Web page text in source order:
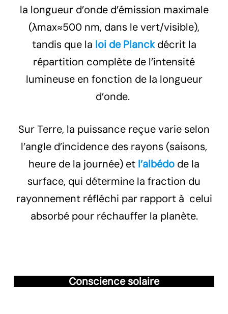
la longueur d’onde d’émission maximale
(λmax≈500 nm, dans le vert/visible),
tandis que la loi de Planckdécrit la
répartition complète de l’intensité
lumineuse en fonction de la longueur
d’onde.
Sur Terre, la puissance reçue varie selon
l’angle d’incidence des rayons (saisons,
heure de la journée) et l’albédo de la
surface, qui détermine la fraction du
rayonnement réfléchi par rapport à celui
absorbé pour réchauffer la planète.
Conscience solaire